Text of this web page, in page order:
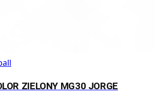
ZIELONY MG30 JORGE